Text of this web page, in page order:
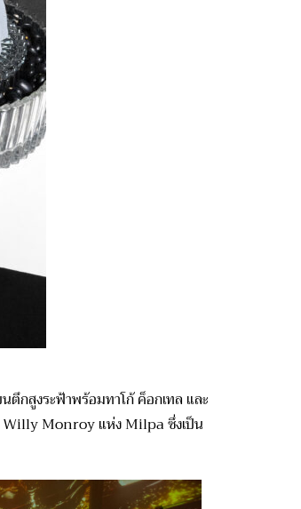
กสูงระฟ้าพร้อมทาโก้ ค็อกเทล และ
Willy Monroy แห่ง Milpa ซึ่งเป็น